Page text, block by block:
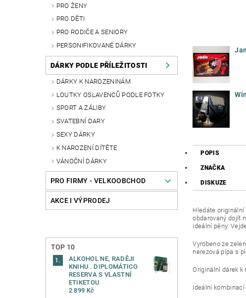
PRO ŽENY
PRO DĚTI
PRO RODIČE A SENIORY
PERSONIFIKOVANÉ DÁRKY
DÁRKY PODLE PŘÍLEŽITOSTI
DÁRKY K NAROZENINÁM
LOUTKY OSLAVENCŮ PODLE FOTKY
SPORT A ZÁLIBY
SVATEBNÍ DARY
SEXY DÁRKY
K NAROZENÍ DÍTĚTE
VÁNOČNÍ DÁRKY
PRO FIRMY - VELKOOBCHOD
AKCE I VÝPRODEJ
TOP 10
ALKOHOL NE, RADĚJI
KNIHU . DIPLOMÁTICO
RESERVA S VLASTNÍ
ETIKETOU
2 899 Kč
POPIS
ZNAČKA
DISKUZE
Hledáte
obdarovaný dojít
ideální pěny.
Vyrobeno ze
nerezová pípa s
Originální dárek k
Ideální